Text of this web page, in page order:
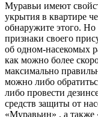
Муравьи имеют
укрытия в квартире
обнаружите этого.
признаки своего
об одном-насекомых
как можно более
максимально
можно либо
либо провести
средств защиты от
«Муравьин» , а также